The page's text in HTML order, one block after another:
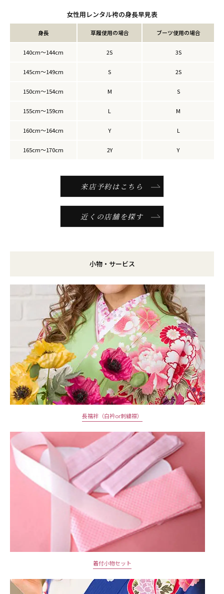
女性用レンタル袴の身長早見表
身長 草履使用の場合 ブーツ使用の場合
140cm～144cm 2S 3S
145cm～149cm S 2S
150cm～154cm M S
155cm～159cm L M
160cm～164cm Y L
165cm～170cm 2Y Y
来店予約はこちら
近くの店舗を探す
小物・サービス
長襦袢（白衿or刺繍襟）
着付小物セット